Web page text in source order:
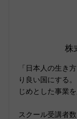
株
「日本人の生き
り良い国にする
じめとした事業
スクール受講者